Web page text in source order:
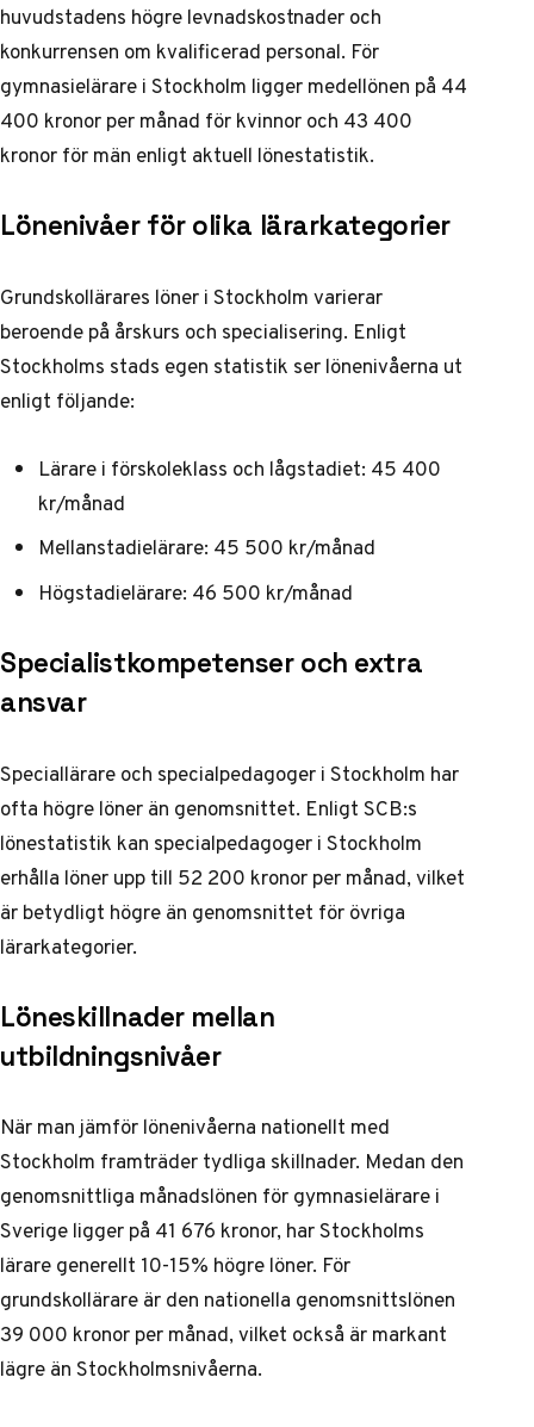
huvudstadens högre levnadskostnader och
konkurrensen om kvalificerad personal. För
gymnasielärare i Stockholm ligger medellönen på 44
400 kronor per månad för kvinnor och 43 400
kronor för män enligt aktuell lönestatistik.
Lönenivåer för olika lärarkategorier
Grundskollärares löner i Stockholm varierar
beroende på årskurs och specialisering. Enligt
Stockholms stads egen statistik ser lönenivåerna ut
enligt följande:
Lärare i förskoleklass och lågstadiet: 45 400
kr/månad
Mellanstadielärare: 45 500 kr/månad
Högstadielärare: 46 500 kr/månad
Specialistkompetenser och extra
ansvar
Speciallärare och specialpedagoger i Stockholm har
ofta högre löner än genomsnittet. EnligtSCB:s
lönestatistik kan specialpedagoger i Stockholm
erhålla löner upp till 52 200 kronor per månad, vilket
är betydligt högre än genomsnittet för övriga
lärarkategorier.
Löneskillnader mellan
utbildningsnivåer
När man jämför lönenivåerna nationellt med
Stockholm framträder tydliga skillnader. Medan den
genomsnittliga månadslönen för gymnasielärare i
Sverige ligger på 41 676 kronor, har Stockholms
lärare generellt 10-15% högre löner. För
grundskollärare är den nationella genomsnittslönen
39 000 kronor per månad, vilket också är markant
lägre än Stockholmsnivåerna.